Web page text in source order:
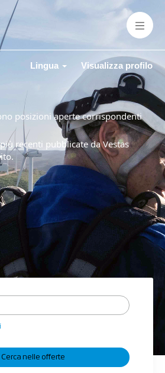
Lingua Visualizza profilo
posizioni aperte corrispondenti
recenti pubblicate da Vestas